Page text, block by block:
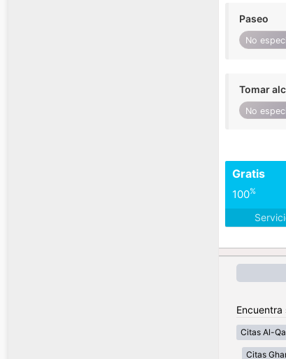
Paseo
No
Tomar
No
Gratis
100%
Encuentra
Citas Al-
Citas